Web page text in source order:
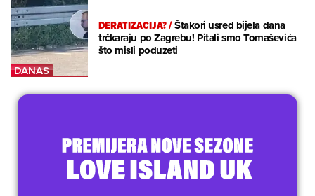
DERATIZACIJA?/Štakori usred bijela dana
trčkaraju po Zagrebu! Pitali smo Tomaševića
što misli poduzeti